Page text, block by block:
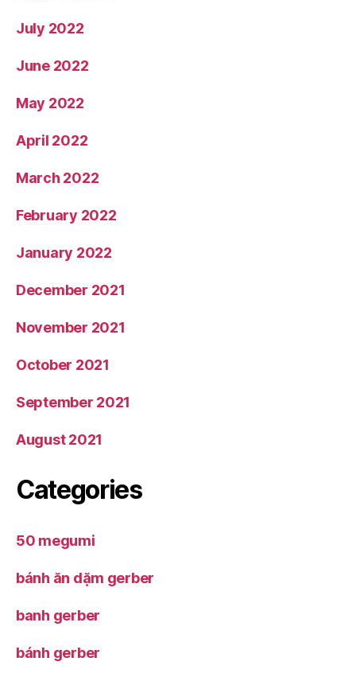
July 2022
June 2022
May 2022
April 2022
March 2022
February 2022
January 2022
December 2021
November 2021
October 2021
September 2021
August 2021
Categories
50 megumi
bánh ăn dặm gerber
banh gerber
bánh gerber